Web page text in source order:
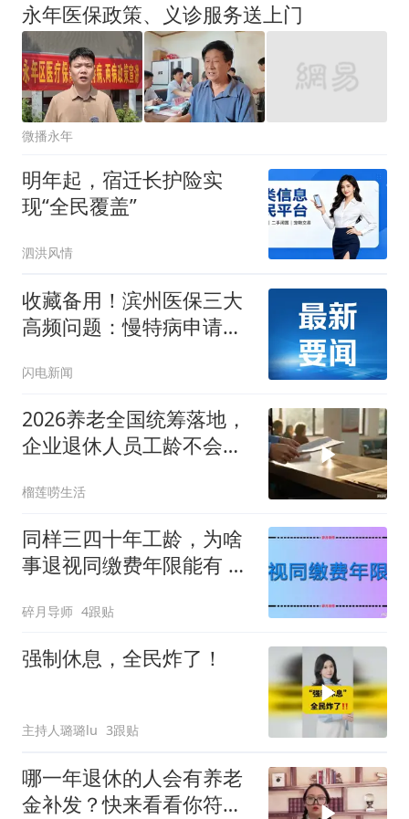
永年医保政策、义诊服务送上门
微播永年
明年起，宿迁长护险实
现“全民覆盖”
泗洪风情
收藏备用！滨州医保三大
高频问题：慢特病申请、
申领看这里
闪电新闻
2026养老全国统筹落地，
企业退休人员工龄不会批
榴莲唠生活
同样三四十年工龄，为啥
事退视同缴费年限能有 25
碎月导师 4跟贴
强制休息，全民炸了！
主持人璐璐lu 3跟贴
哪一年退休的人会有养老
金补发？快来看看你符合